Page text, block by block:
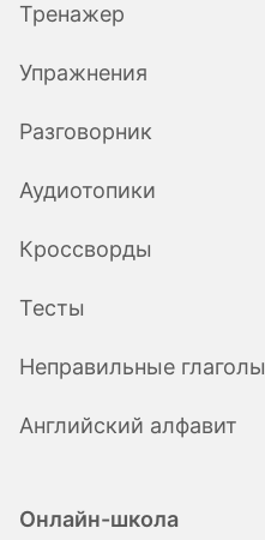
Тренажер
Упражнения
Разговорник
Аудиотопики
Кроссворды
Тесты
Неправильные глаголы
Английский алфавит
Онлайн-школа